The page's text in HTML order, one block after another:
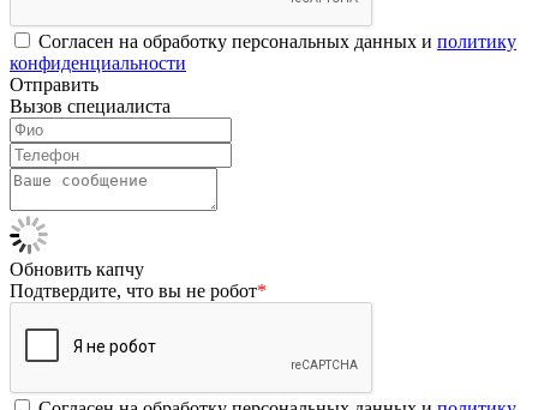
Согласен на обработку персональных данных и политику
конфиденциальности
Отправить
Вызов специалиста
Обновить капчу
Подтвердите, что вы не робот*